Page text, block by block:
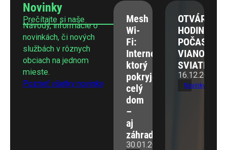
Novinky
Prečítajte si naše
Návody, informácie o
novinkách, či nových
službách v rôznych
obciach na jednom
mieste.
Pozrieť všetky novinky
Mesh
Wi-
Fi:
Internet,
ktorý
pokryje
celý
dom
–
aj
záhradu
30.01.2026
OTVÁRACIE
HODINY
POČAS
SVIATKOV
16.12.2025
Novinky